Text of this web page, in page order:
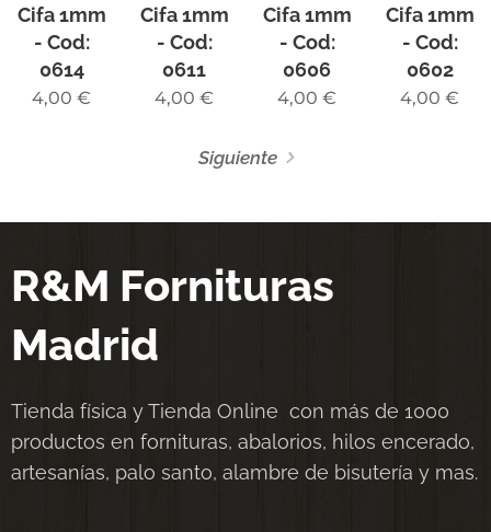
Cifa 1mm
- Cod:
0614
4,00 €
Cifa 1mm
- Cod:
0611
4,00 €
Cifa 1mm
- Cod:
0606
4,00 €
Cifa 1mm
- Cod:
0602
4,00 €
Siguiente
R&M Fornituras
Madrid
Tienda física y Tienda Online con más de 1000
productos en fornituras, abalorios, hilos encerado,
artesanías, palo santo, alambre de bisutería y mas.